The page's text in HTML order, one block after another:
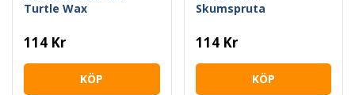
Turtle Wax
114 Kr
KÖP
Skumspruta
114 Kr
KÖP